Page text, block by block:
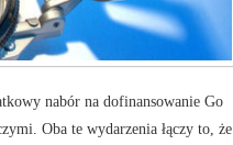
nabór na dofinansowanie Go
Oba te wydarzenia łączy to, że